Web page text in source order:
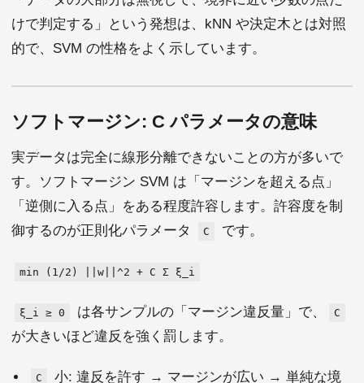
けで判定する」という発想は、kNN や決定木とは対照
的で、SVM の性格をよく示しています。
ソフトマージン: C パラメータの意味
実データは完全に線形分離できないことの方が多いで
す。ソフトマージン SVM は「マージンを超える点」
「逆側に入る点」をある程度許容します。許容度を制
御するのが正則化パラメータ
C です。
min (1/2) ||w||^2 + C Σ ξ_i
ξ_i ≥ 0 は各サンプルの「マージン違反量」で、 C
が大きいほど違反を強く罰します。
C 小: 違反を許す → マージンが広い → 単純な境